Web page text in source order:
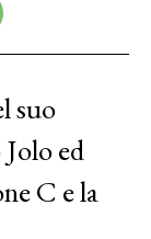
suo
ed
C e la